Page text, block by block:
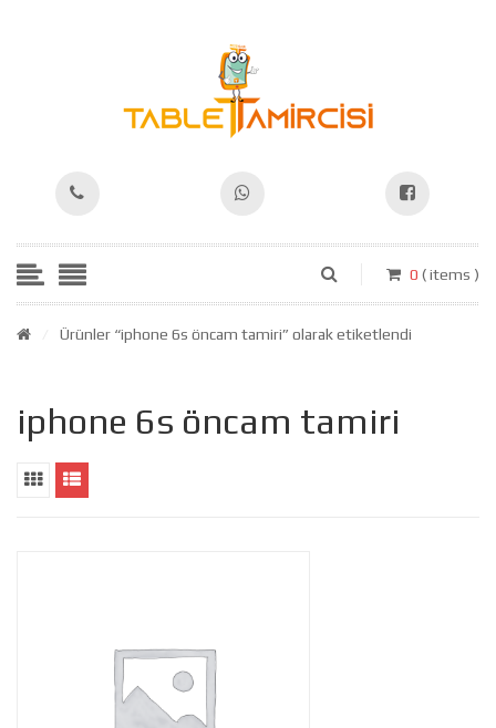
0 ( items )
Ürünler “iphone 6s öncam tamiri” olarak etiketlendi
iphone 6s öncam tamiri